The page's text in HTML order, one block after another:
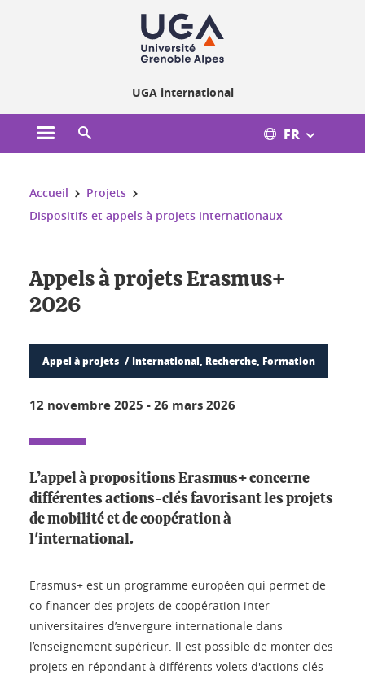
UGA international
Ouvrir le menu principal FR
Vous êtes ici :
Accueil
Projets
Dispositifs et appels à projets internationaux
Appels à projets Erasmus+
2026
Appel à projets International, Recherche, Formation
12 novembre 2025 -26 mars 2026
L’appel à propositions Erasmus+ concerne
différentes actions-clés favorisant les projets
de mobilité et de coopération à
l'international.
Erasmus+ est un programme européen qui permet de
co-financer des projets de coopération inter-
universitaires d’envergure internationale dans
l’enseignement supérieur. Il est possible de monter des
projets en répondant à différents volets d'actions clés